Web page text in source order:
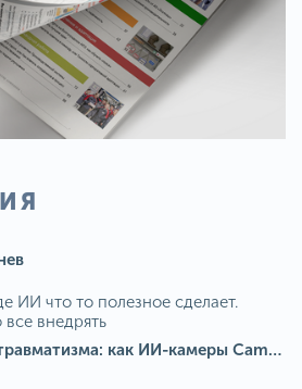
ИИ что то полезное сделает.
внедрять
Стратегия нулевого травматизма: как ИИ-камеры Camkord снижают риск наезда на пешехода при работе на погрузчике